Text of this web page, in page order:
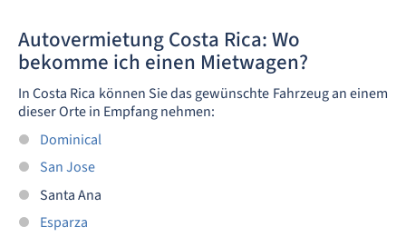
Autovermietung Costa Rica: Wo
bekomme ich einen Mietwagen?
In Costa Rica können Sie das gewünschte Fahrzeug an einem
dieser Orte in Empfang nehmen:
Dominical
San Jose
Santa Ana
Esparza